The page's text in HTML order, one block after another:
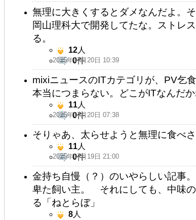
無理に大きくするとダメなんだよ。
岡山理科大で開発してたな。ストレ
る。
2025年07月20日 10:39
12人
0件
mixiニュースのITカテゴリが、PV乞
本当につまらない。どこがITなんだか
2025年07月20日 07:38
11人
0件
そりゃあ、太らせようと無理に食べ
2025年07月19日 21:00
11人
0件
金持ち自慢（？）のいやらしい記事
卑た飼い主。 それにしても、中味
る「ねとらぼ」
8人